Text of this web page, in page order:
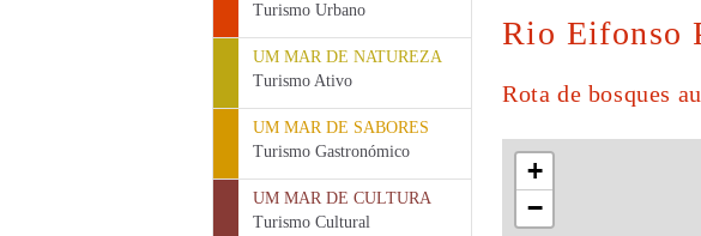
Turismo Urbano
UM MAR DE NATUREZA
Turismo Ativo
UM MAR DE SABORES
Turismo Gastronómico
UM MAR DE CULTURA
Turismo Cultural
Rio Eifonso
Rota de bosques
+
−